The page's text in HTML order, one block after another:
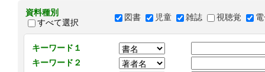
資料種別
すべて選択
図書 児童 雑誌 視聴覚
キーワード１
キーワード２